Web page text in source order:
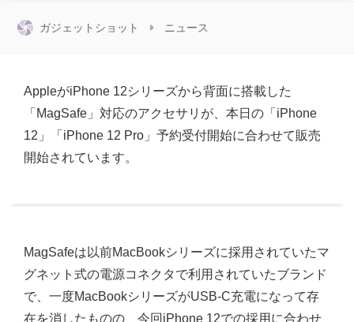
ガジェットショット ニュース
AppleがiPhone 12シリーズから背面に搭載した
「MagSafe」対応のアクセサリが、本日の「iPhone
12」「iPhone 12 Pro」予約受付開始に合わせて販売
開始されています。
MagSafeは以前MacBookシリーズに採用されていたマ
グネット式の電源コネクタで利用されていたブランド
で、一度MacBookシリーズがUSB-C充電になって存
在を消したものの、今回iPhone 12での採用に合わせ